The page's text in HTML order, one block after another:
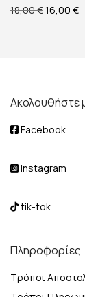
18,00€Original
16,00 €
Ακολουθήστε
Facebook
Instagram
tik-tok
Πληροφορίες
Τρόποι